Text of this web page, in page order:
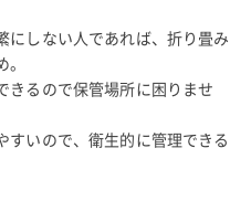
にしない人であれば、折り畳み
きるので保管場所に困りませ
すいので、衛生的に管理できる